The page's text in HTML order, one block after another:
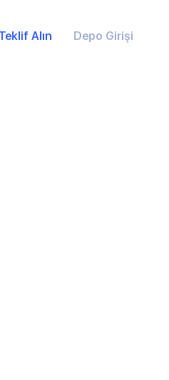
Alın Depo Girişi